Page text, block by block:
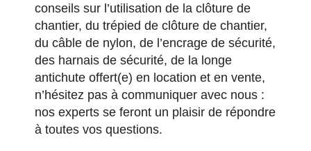
conseils sur l’utilisation de la clôture de
chantier, du trépied de clôture de chantier,
du câble de nylon, de l’encrage de sécurité,
des harnais de sécurité, de la longe
antichute offert(e) en location et en vente,
n’hésitez pas à communiquer avec nous :
nos experts se feront un plaisir de répondre
à toutes vos questions.